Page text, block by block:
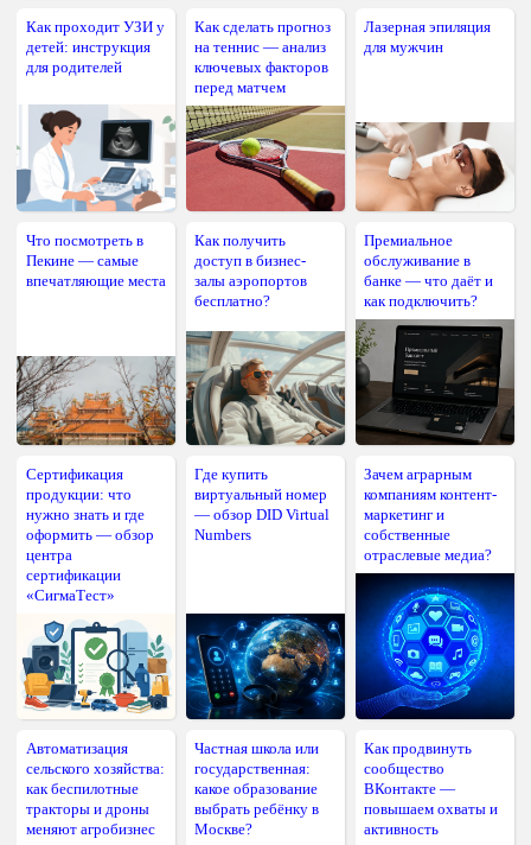
Как проходит УЗИ у
детей: инструкция
для родителей
Как сделать прогноз
на теннис — анализ
ключевых факторов
перед матчем
Лазерная эпиляция
для мужчин
Что посмотреть в
Пекине — самые
впечатляющие места
Как получить
доступ в бизнес-
залы аэропортов
бесплатно?
Премиальное
обслуживание в
банке — что даёт и
как подключить?
Сертификация
продукции: что
нужно знать и где
оформить — обзор
центра
сертификации
«СигмаТест»
Где купить
виртуальный номер
— обзор DID Virtual
Numbers
Зачем аграрным
компаниям контент-
маркетинг и
собственные
отраслевые медиа?
Автоматизация
сельского хозяйства:
как беспилотные
тракторы и дроны
меняют агробизнес
Частная школа или
государственная:
какое образование
выбрать ребёнку в
Москве?
Как продвинуть
сообщество
ВКонтакте —
повышаем охваты и
активность